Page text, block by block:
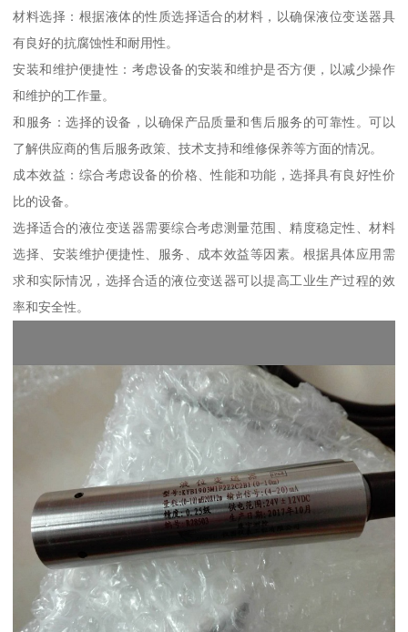
材料选择：根据液体的性质选择适合的材料，以确保液位变送器具
有良好的抗腐蚀性和耐用性。
安装和维护便捷性：考虑设备的安装和维护是否方便，以减少操作
和维护的工作量。
和服务：选择的设备，以确保产品质量和售后服务的可靠性。可以
了解供应商的售后服务政策、技术支持和维修保养等方面的情况。
成本效益：综合考虑设备的价格、性能和功能，选择具有良好性价
比的设备。
选择适合的液位变送器需要综合考虑测量范围、精度稳定性、材料
选择、安装维护便捷性、服务、成本效益等因素。根据具体应用需
求和实际情况，选择合适的液位变送器可以提高工业生产过程的效
率和安全性。